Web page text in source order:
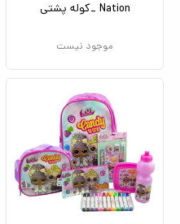
Nation _کوله پشتی
موجود نیست